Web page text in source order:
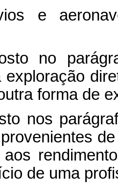
e
no
exploração
forma de
nos
de uma